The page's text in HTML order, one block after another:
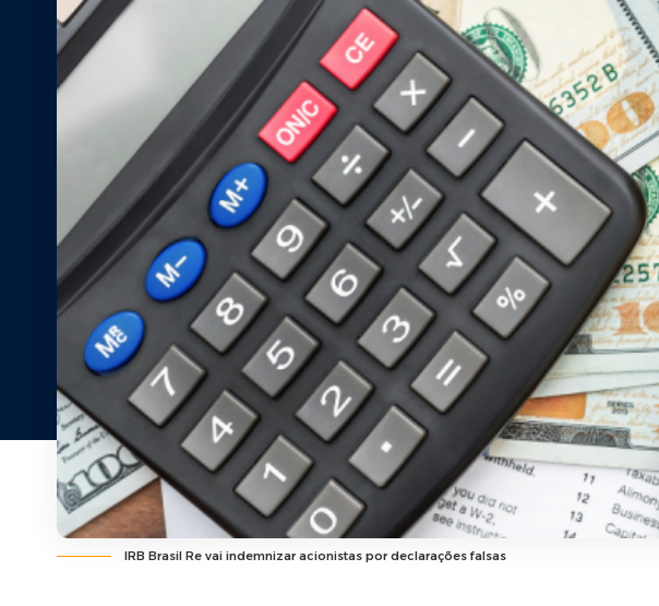
IRB Brasil Re vai indemnizar acionistas por declarações falsas